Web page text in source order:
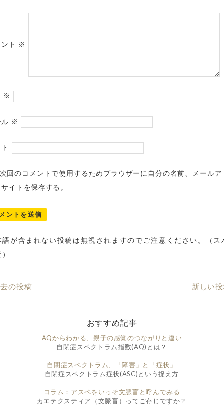
ト ※
※
ル ※
次回のコメントで使用するためブラウザーに自分の名前、メールア
サイトを保存する。
語が含まれない投稿は無視されますのでご注意ください。（ス
の投稿 新しい
おすすめ記事
AQからわかる、親子の感覚のつながりと違い
自閉症スペクトラム指数(AQ)とは？
自閉症スペクトラム、「障害」と「症状」
自閉症スペクトラム症状(ASC)という捉え方
コラム：アスペをいっそ文脈盲と呼んでみる
カエテクスティア（文脈盲）ってご存じですか？